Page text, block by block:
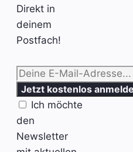
Direkt in
deinem
Postfach!
Ich möchte
den
Newsletter